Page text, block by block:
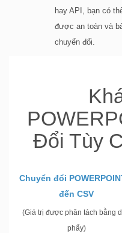
hay API, bạn có
được an toàn và
chuyển đổi.
Đổi Tùy
Chuyển đổi
đến CSV
(Giá trị được phân tách bằng
phẩy)